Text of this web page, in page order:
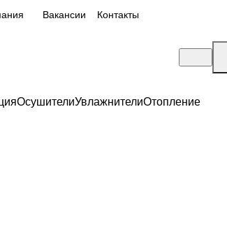
Вакансии Контакты
ОсушителиУвлажнителиОтопление